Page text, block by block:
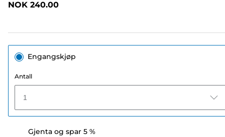
NOK 240.00
Engangskjøp
Antall
1
Gjenta og spar 5 %